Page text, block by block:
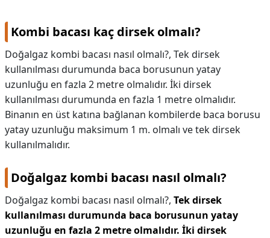
Kombi bacası kaç dirsek olmalı?
Doğalgaz kombi bacası nasıl olmalı?, Tek dirsek
kullanılması durumunda baca borusunun yatay
uzunluğu en fazla 2 metre olmalıdır. İki dirsek
kullanılması durumunda en fazla 1 metre olmalıdır.
Binanın en üst katına bağlanan kombilerde baca borusu
yatay uzunluğu maksimum 1 m. olmalı ve tek dirsek
kullanılmalıdır.
Doğalgaz kombi bacası nasıl olmalı?
Doğalgaz kombi bacası nasıl olmalı?, Tek dirsek
kullanılması durumunda baca borusunun yatay
uzunluğu en fazla 2 metre olmalıdır. İki dirsek